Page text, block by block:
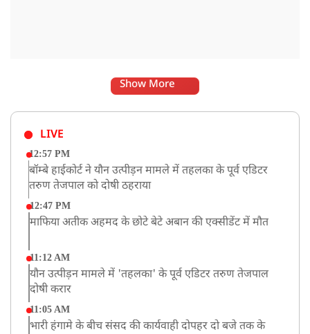
Show More
LIVE
12:57 PM
बॉम्बे हाईकोर्ट ने यौन उत्पीड़न मामले में तहलका के पूर्व एडिटर
तरुण तेजपाल को दोषी ठहराया
12:47 PM
माफिया अतीक अहमद के छोटे बेटे अबान की एक्सीडेंट में मौत
11:12 AM
यौन उत्पीड़न मामले में 'तहलका' के पूर्व एडिटर तरुण तेजपाल
दोषी करार
11:05 AM
भारी हंगामे के बीच संसद की कार्यवाही दोपहर दो बजे तक के